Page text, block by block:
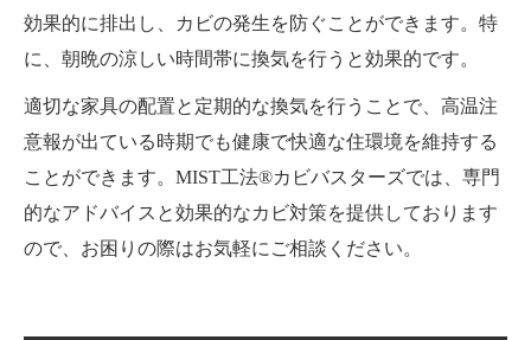
効果的に排出し、カビの発生を防ぐことができます。特
に、朝晩の涼しい時間帯に換気を行うと効果的です。
適切な家具の配置と定期的な換気を行うことで、高温注
意報が出ている時期でも健康で快適な住環境を維持する
ことができます。MIST工法®カビバスターズでは、専門
的なアドバイスと効果的なカビ対策を提供しております
ので、お困りの際はお気軽にご相談ください。